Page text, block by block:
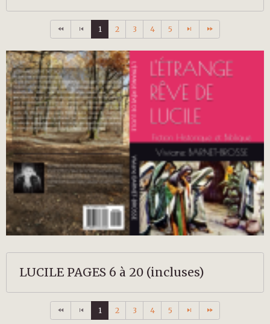
1 2 3 4 5
LUCILE PAGES 6 à 20 (incluses)
1 2 3 4 5